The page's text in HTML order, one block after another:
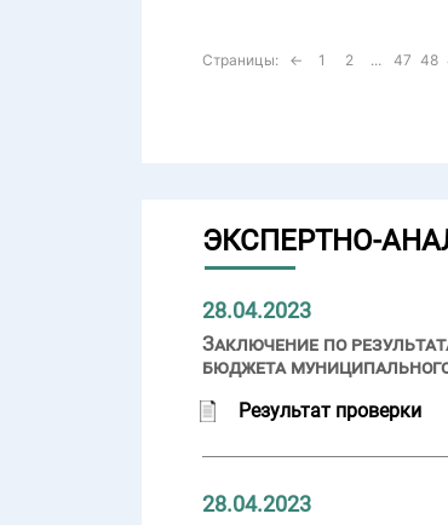
Страницы: ← 1 2 ... 47 48
ЭКСПЕРТНО-
28.04.2023
Заключение по
бюджета
Результат проверки
28.04.2023